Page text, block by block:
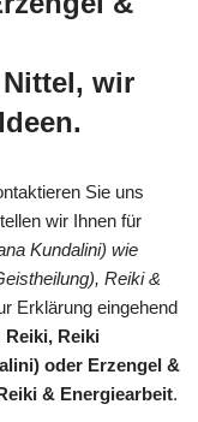
wir
Sie uns
wir Ihnen für
Kundalini) wie
Reiki &
Erklärung eingehend
Reiki, Reiki
oder Erzengel &
& Energiearbeit.